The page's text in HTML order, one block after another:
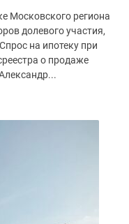
Московского региона
долевого участия,
на ипотеку при
о продаже